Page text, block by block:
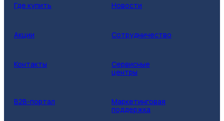
Где купить Новости
Акции Сотрудничество
Контакты
Сервисные
центры
B2B-портал
Маркетинговая
поддержка